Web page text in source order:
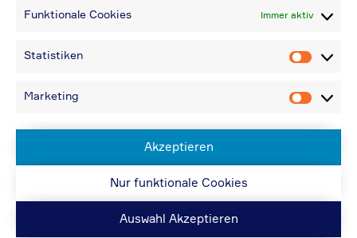
Funktionale Cookies Immer aktiv
Statistiken
Marketing
Akzeptieren
Nur funktionale Cookies
Auswahl Akzeptieren
Bei Rückfragen können Sie uns über die E-
Bei Angabe von USt-IdNr und Bestellungen
| Website: ORIS